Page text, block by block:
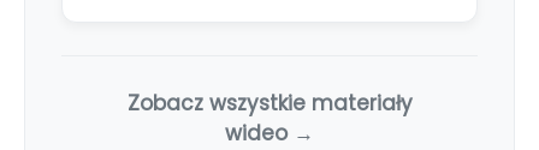
Zobacz wszystkie materiały
wideo →